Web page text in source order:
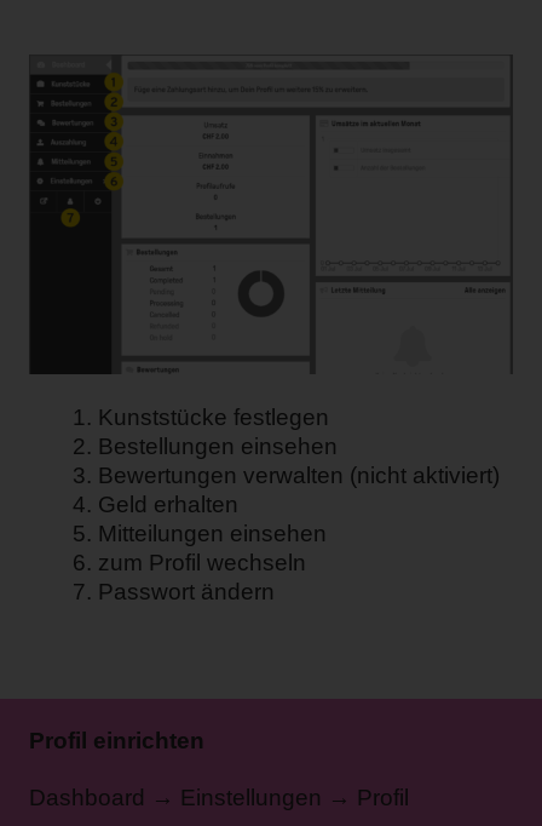
Kunststücke festlegen
Bestellungen einsehen
Bewertungen verwalten (nicht aktiviert)
Geld erhalten
Mitteilungen einsehen
zum Profil wechseln
Passwort ändern
Profil einrichten
Dashboard → Einstellungen → Profil